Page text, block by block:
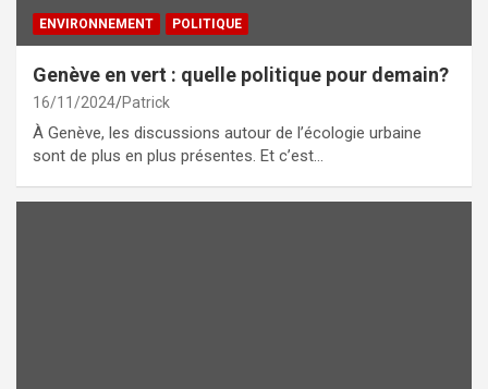
ENVIRONNEMENT POLITIQUE
Genève en vert : quelle politique pour demain?
16/11/2024 Patrick
À Genève, les discussions autour de l’écologie urbaine
sont de plus en plus présentes. Et c’est…